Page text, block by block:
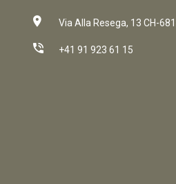
Via Alla Resega, 13 CH-
+41 91 923 61 15